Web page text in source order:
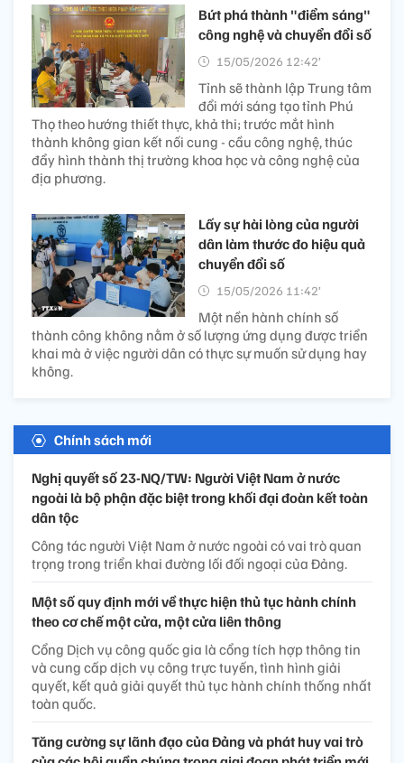
Bứt phá thành "điểm sáng"
công nghệ và chuyển đổi số
15/05/2026 12:42’
Tỉnh sẽ thành lập Trung tâm
đổi mới sáng tạo tỉnh Phú
Thọ theo hướng thiết thực, khả thi; trước mắt hình
thành không gian kết nối cung - cầu công nghệ, thúc
đẩy hình thành thị trường khoa học và công nghệ của
địa phương.
Lấy sự hài lòng của người
dân làm thước đo hiệu quả
chuyển đổi số
15/05/2026 11:42’
Một nền hành chính số
thành công không nằm ở số lượng ứng dụng được triển
khai mà ở việc người dân có thực sự muốn sử dụng hay
không.
Chính sách mới
Nghị quyết số 23-NQ/TW: Người Việt Nam ở nước
ngoài là bộ phận đặc biệt trong khối đại đoàn kết toàn
dân tộc
Công tác người Việt Nam ở nước ngoài có vai trò quan
trọng trong triển khai đường lối đối ngoại của Đảng.
Một số quy định mới về thực hiện thủ tục hành chính
theo cơ chế một cửa, một cửa liên thông
Cổng Dịch vụ công quốc gia là cổng tích hợp thông tin
và cung cấp dịch vụ công trực tuyến, tình hình giải
quyết, kết quả giải quyết thủ tục hành chính thống nhất
toàn quốc.
Tăng cường sự lãnh đạo của Đảng và phát huy vai trò